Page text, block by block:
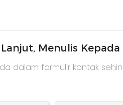
Menulis Kepada
dalam formulir kontak